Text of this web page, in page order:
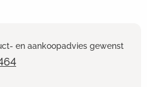
en aankoopadvies gewenst